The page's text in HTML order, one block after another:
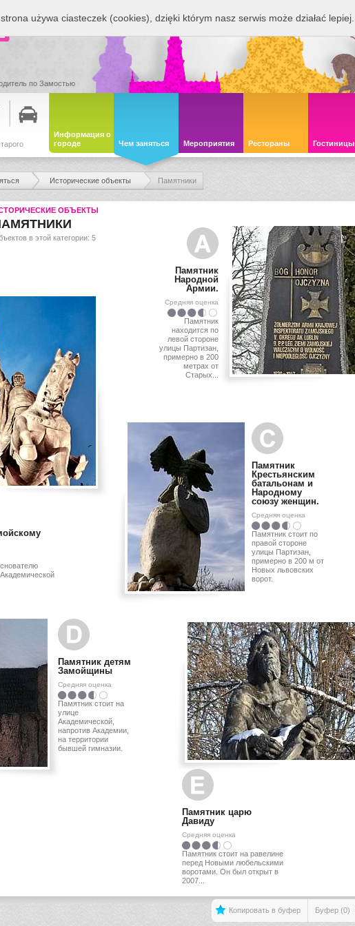
по Замостью
Информация о
городе
Чем заняться Мероприятия Рестораны Гостиницы
Исторические объекты Памятники
ОБЪЕКТЫ
в этой категории: 5
Памятник
Народной
Армии.
Средняя оценка
Памятник
находится по
левой стороне
улицы Партизан,
примерно в 200
метрах от
Старых...
Памятник
Крестьянским
батальонам и
Народному
союзу женщин.
Средняя оценка
Памятник стоит по
правой стороне
улицы Партизан,
примерно в 200 м от
Новых львовских
ворот.
Памятник детям
Замойщины
Средняя оценка
Памятник стоит на
улице
Академической,
напротив Академии,
на территории
бывшей гимназии.
Памятник царю
Давиду
Средняя оценка
Памятник стоит на равелине
перед Новыми любельскими
воротами. Он был открыт в
2007...
Копировать в буфер Буфер (0)
używa ciasteczek (cookies), dzięki którym nasz serwis może działać lepiej.